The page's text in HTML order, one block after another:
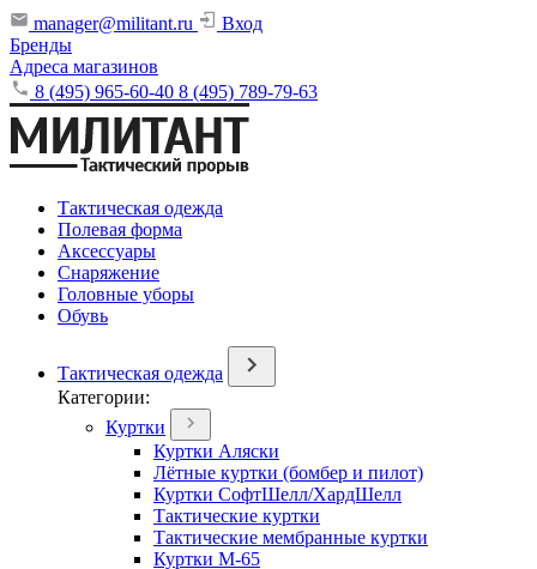
manager@militant.ru
Вход
Бренды
Адреса магазинов
8 (495) 965-60-40 8 (495) 789-79-63
Тактическая одежда
Полевая форма
Аксессуары
Снаряжение
Головные уборы
Обувь
Тактическая одежда
Категории:
Куртки
Куртки Аляски
Лётные куртки (бомбер и пилот)
Куртки СофтШелл/ХардШелл
Тактические куртки
Тактические мембранные куртки
Куртки М-65